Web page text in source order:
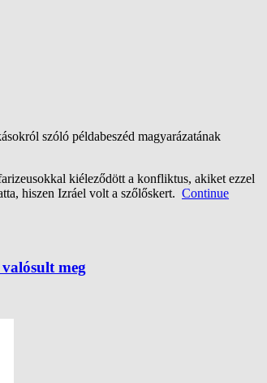
szóló példabeszéd magyarázatának
kiéleződött a konfliktus, akiket ezzel
hiszen Izráel volt a szőlőskert. Continue
meg